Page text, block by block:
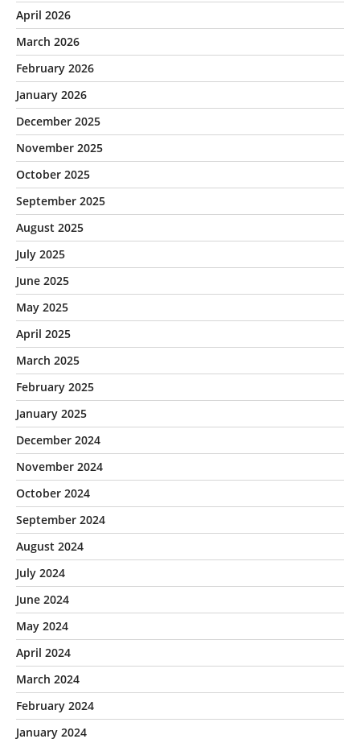
April 2026
March 2026
February 2026
January 2026
December 2025
November 2025
October 2025
September 2025
August 2025
July 2025
June 2025
May 2025
April 2025
March 2025
February 2025
January 2025
December 2024
November 2024
October 2024
September 2024
August 2024
July 2024
June 2024
May 2024
April 2024
March 2024
February 2024
January 2024